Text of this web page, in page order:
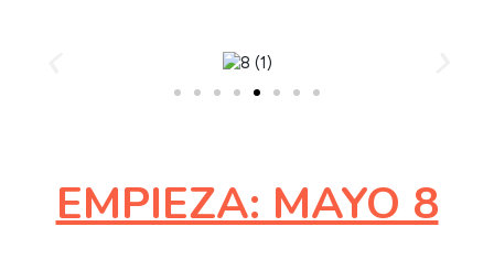
EMPIEZA: MAYO 8